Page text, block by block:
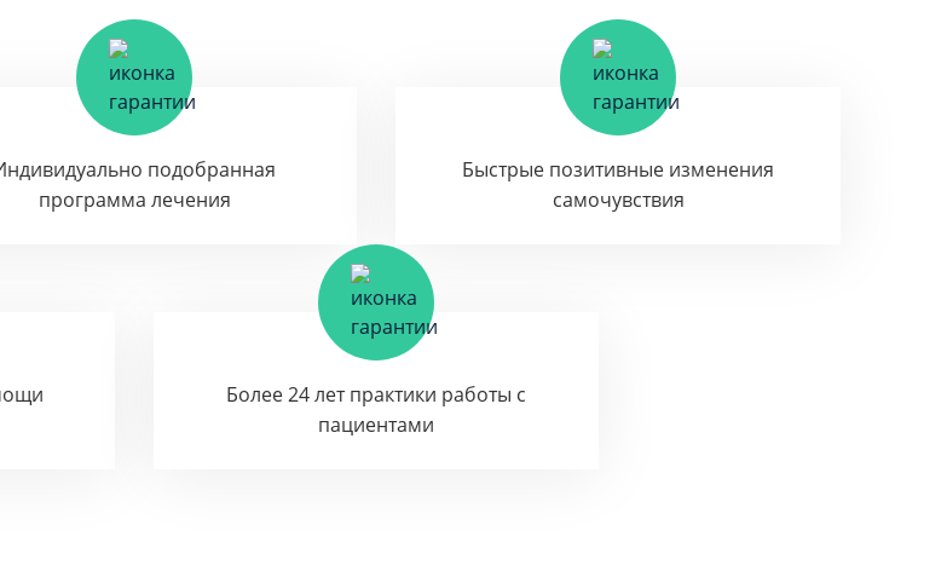
подобранная
программа лечения
Быстрые позитивные изменения
самочувствия
Более 24 лет практики работы с
пациентами